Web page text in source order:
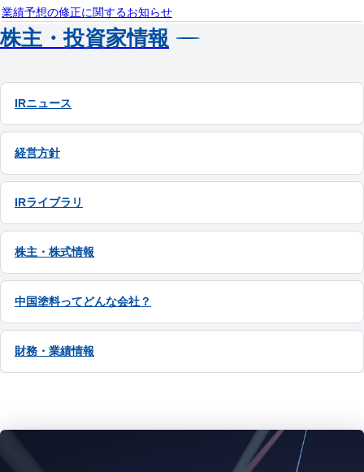
業績予想の修正に関するお知らせ
株主・投資家情報
IRニュース
経営方針
IRライブラリ
株主・株式情報
中国塗料ってどんな会社？
財務・業績情報